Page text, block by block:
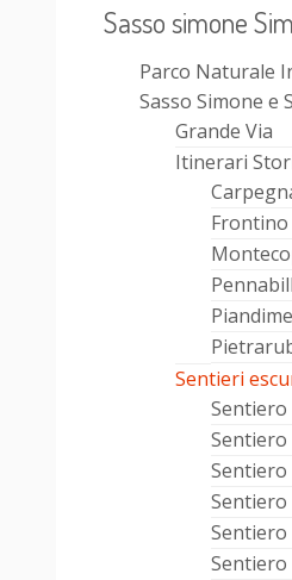
Sasso simone
Parco Naturale
Sasso Simone e
Grande Via
Itinerari
Frontino
Sentieri
Sentiero
Sentiero
Sentiero
Sentiero
Sentiero
Sentiero